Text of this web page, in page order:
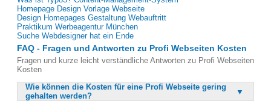
Homepage Design Vorlage Webseite
Design Homepages Gestaltung Webauftritt
Praktikum Werbeagentur München
Suche Webdesigner hat ein Ende
FAQ - Fragen und Antworten zu Profi Webseiten Kosten
Fragen und kurze leicht verständliche Antworten zu Profi Webseiten
Kosten
Wie können die Kosten für eine Profi Webseite gering
gehalten werden?